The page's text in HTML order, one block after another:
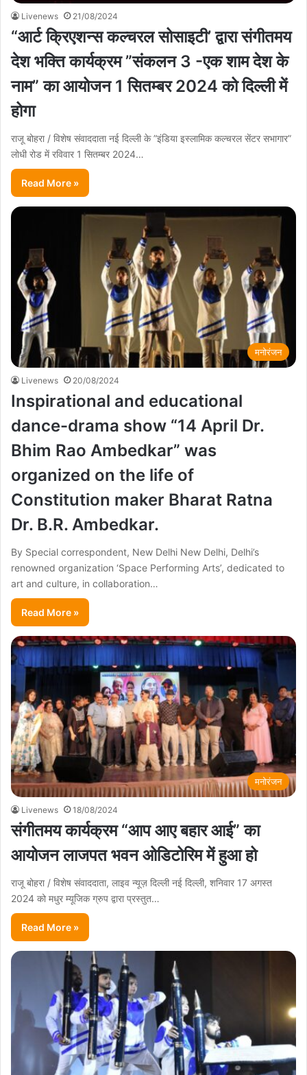
Livenews 21/08/2024
“आर्ट क्रिएशन्स कल्चरल सोसाइटी’ द्वारा संगीतमय
देश भक्ति कार्यक्रम ”संकलन 3 -एक शाम देश के
नाम” का आयोजन 1 सितम्बर 2024 को दिल्ली में
होगा
राजू बोहरा / विशेष संवाददाता नई दिल्ली के ”इंडिया इस्लामिक कल्चरल सेंटर सभागार”
लोधी रोड में रविवार 1 सितम्बर 2024…
Read More »
मनोरंजन
Livenews 20/08/2024
Inspirational and educational
dance-drama show “14 April Dr.
Bhim Rao Ambedkar” was
organized on the life of
Constitution maker Bharat Ratna
Dr. B.R. Ambedkar.
By Special correspondent, New Delhi New Delhi, Delhi’s
renowned organization ‘Space Performing Arts’, dedicated to
art and culture, in collaboration…
Read More »
मनोरंजन
Livenews 18/08/2024
संगीतमय कार्यक्रम “आप आए बहार आई” का
आयोजन लाजपत भवन ओडिटोरिम में हुआ हो
राजू बोहरा / विशेष संवाददाता, लाइव न्यूज़ दिल्ली नई दिल्ली, शनिवार 17 अगस्त
2024 को मधुर म्यूजिक ग्रुप द्वारा प्रस्तुत…
Read More »